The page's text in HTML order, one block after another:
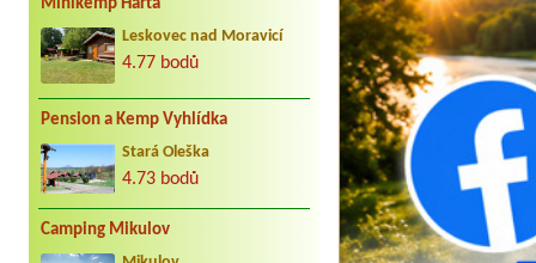
Minikemp Harta
Leskovec nad Moravicí
4.77 bodů
Pension a Kemp Vyhlídka
Stará Oleška
4.73 bodů
Camping Mikulov